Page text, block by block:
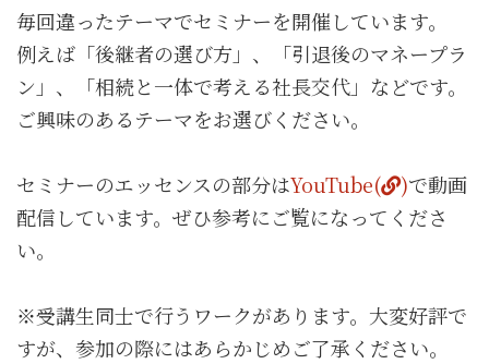
毎回違ったテーマでセミナーを開催しています。
例えば「後継者の選び方」、「引退後のマネープラ
ン」、「相続と一体で考える社長交代」などです。
ご興味のあるテーマをお選びください。
セミナーのエッセンスの部分はYouTube( )で動画
配信しています。ぜひ参考にご覧になってくださ
い。
※受講生同士で行うワークがあります。大変好評で
すが、参加の際にはあらかじめご了承ください。